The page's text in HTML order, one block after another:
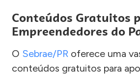
Conteúdos Gratuitos
Empreendedores do
O Sebrae/PR oferece uma
conteúdos gratuitos para